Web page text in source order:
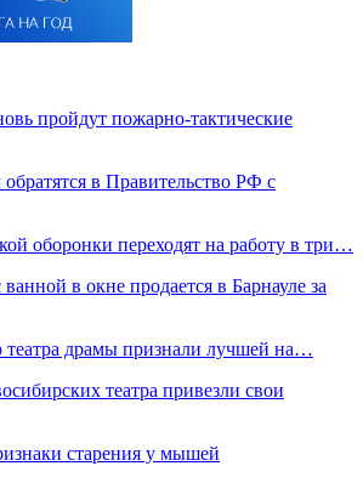
пройдут пожарно-тактические
в Правительство РФ с
оборонки переходят на работу в три…
в окне продается в Барнауле за
театра драмы признали лучшей на…
театра привезли свои
старения у мышей